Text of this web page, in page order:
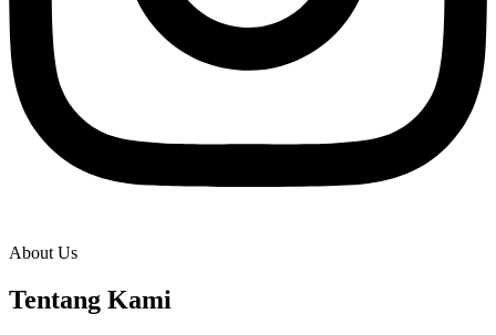
About Us
Tentang Kami